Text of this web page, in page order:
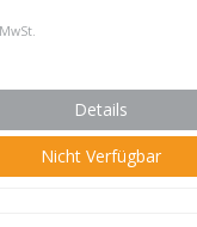
Details
Nicht Verfügbar